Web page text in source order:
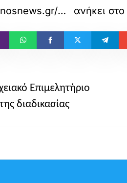
https://www.tornosnews.gr/mobile/foreis/periferies/75416-loytraki-synechizetai-h-anaskafikh-ereyna-sth-roma%CF%8Akh-epaylh-katoynistras.html ανήκει στο
Επιμελητήριο
διαδικασίας